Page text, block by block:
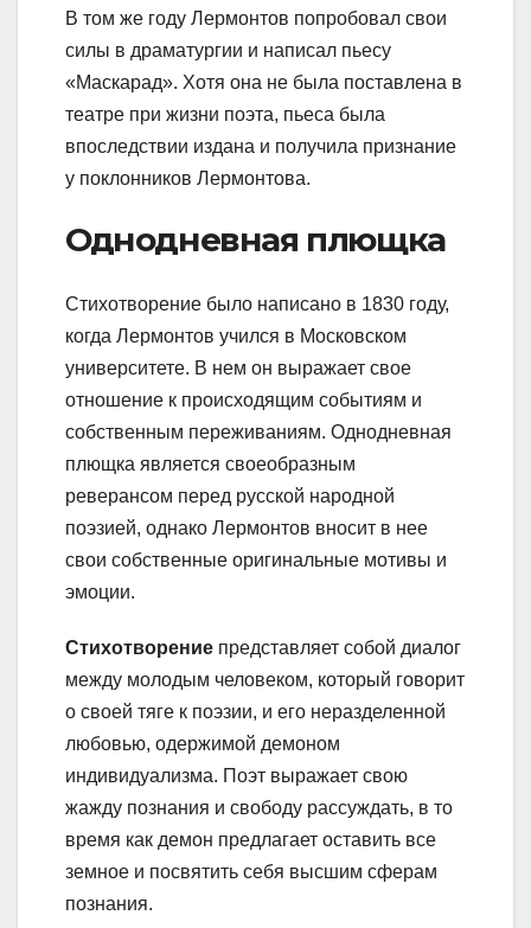
В том же году Лермонтов попробовал свои
силы в драматургии и написал пьесу
«Маскарад». Хотя она не была поставлена в
театре при жизни поэта, пьеса была
впоследствии издана и получила признание
у поклонников Лермонтова.
Однодневная плющка
Стихотворение было написано в 1830 году,
когда Лермонтов учился в Московском
университете. В нем он выражает свое
отношение к происходящим событиям и
собственным переживаниям. Однодневная
плющка является своеобразным
реверансом перед русской народной
поэзией, однако Лермонтов вносит в нее
свои собственные оригинальные мотивы и
эмоции.
Стихотворение представляет собой диалог
между молодым человеком, который говорит
о своей тяге к поэзии, и его неразделенной
любовью, одержимой демоном
индивидуализма. Поэт выражает свою
жажду познания и свободу рассуждать, в то
время как демон предлагает оставить все
земное и посвятить себя высшим сферам
познания.